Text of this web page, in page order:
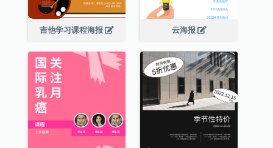
吉他学习课程海报 云海报